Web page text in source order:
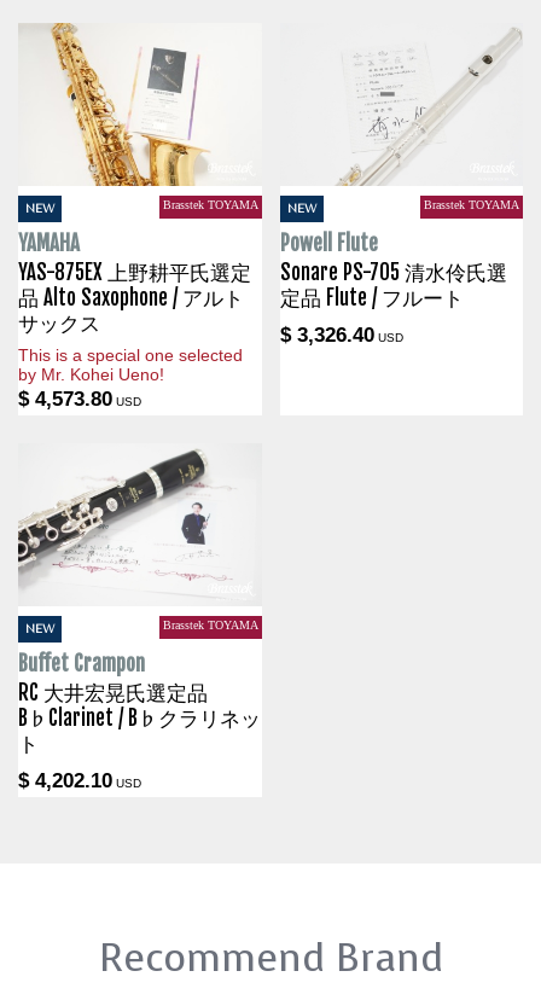
NEW Brasstek TOYAMA
YAMAHA
YAS-875EX 上野耕平氏選定
品 Alto Saxophone / アルト
サックス
This is a special one selected
by Mr. Kohei Ueno!
$ 4,573.80 USD
NEW Brasstek TOYAMA
Powell Flute
Sonare PS-705 清水伶氏選
定品 Flute / フルート
$ 3,326.40USD
NEW Brasstek TOYAMA
Buffet Crampon
RC 大井宏晃氏選定品
B♭Clarinet / B♭クラリネッ
ト
$ 4,202.10 USD
Recommend Brand